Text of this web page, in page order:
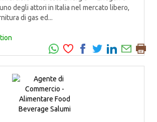
degli attori in Italia nel mercato libero,
di gas ed...